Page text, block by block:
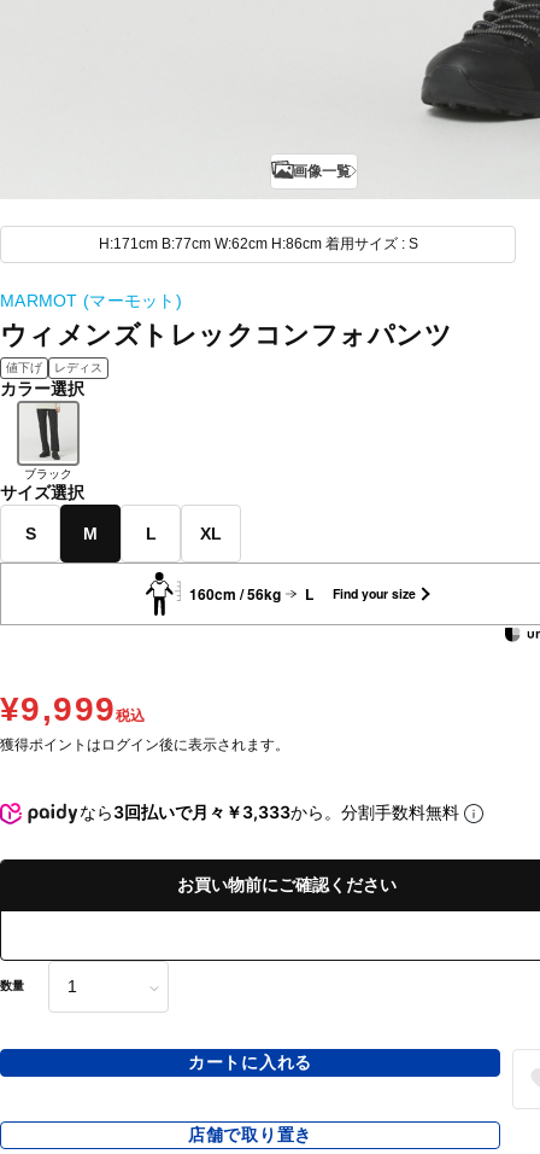
画像一覧
H:171cm B:77cm W:62cm H:86cm 着用サイズ : S
MARMOT (マーモット)
ウィメンズトレックコンフォパンツ
値下げ レディス
カラー選択
ブラック
サイズ選択
S M L XL
160cm / 56kg L Find your size
¥9,999税込
獲得ポイントはログイン後に表示されます。
なら3回払いで月々￥3,333から。分割手数料無料
お買い物前にご確認ください
数量
カートに入れる
店舗で取り置き